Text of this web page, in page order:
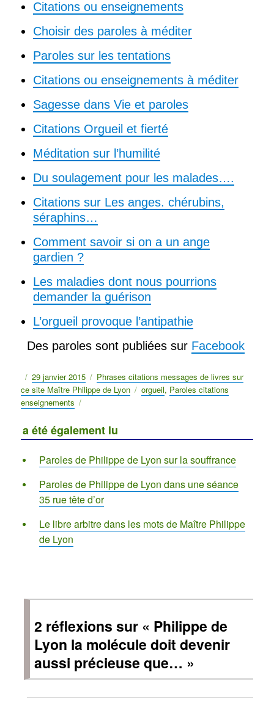
Citations ou enseignements
Choisir des paroles à méditer
Paroles sur les tentations
Citations ou enseignements à méditer
Sagesse dans Vie et paroles
Citations Orgueil et fierté
Méditation sur l’humilité
Du soulagement pour les malades….
Citations sur Les anges. chérubins,
séraphins…
Comment savoir si on a un ange
gardien ?
Les maladies dont nous pourrions
demander la guérison
L’orgueil provoque l’antipathie
Des paroles sont publiées sur Facebook
Publié
le
29 janvier 2015 Catégories
Phrases citations messages de livres sur
ce site Maître Philippe de Lyon
Étiquettes
orgueil, Paroles citations
enseignements
a été également lu
Paroles de Philippe de Lyon sur la souffrance
Paroles de Philippe de Lyon dans une séance
35 rue tête d’or
Le libre arbitre dans les mots de Maître Philippe
de Lyon
2 réflexions sur « Philippe de
Lyon la molécule doit devenir
aussi précieuse que… »